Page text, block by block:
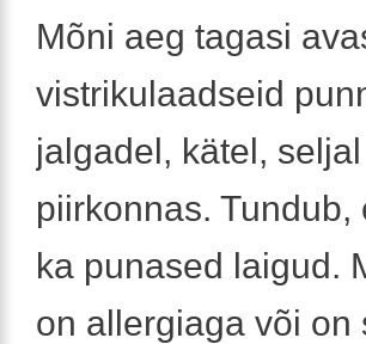
Mõni aeg tagasi
vistrikulaadseid
jalgadel, kätel,
piirkonnas.
ka punased laigud.
on allergiaga või on